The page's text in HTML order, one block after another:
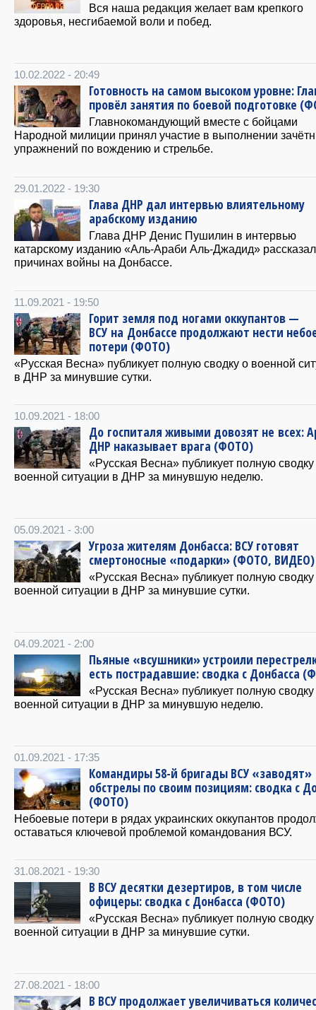
Вся наша редакция желает вам крепкого
здоровья, несгибаемой воли и побед.
10.02.2022 - 20:49
Готовность на самом высоком уровне:
провёл занятия по боевой подготовке
Главнокомандующий вместе с бойцами
Народной милиции принял участие в выполнении
упражнений по вождению и стрельбе.
29.01.2022 - 19:30
Глава ДНР дал интервью влиятельному
арабскому изданию
Глава ДНР Денис Пушилин в интервью
катарскому изданию «Аль-Араби Аль-Джадид»
причинах войны на Донбассе.
11.09.2021 - 19:50
Горит земля под ногами оккупантов —
ВСУ на Донбассе продолжают нести
потери (ФОТО)
«Русская Весна» публикует полную сводку о военной
в ДНР за минувшие сутки.
10.09.2021 - 18:00
До госпиталя живыми довозят не всех:
ДНР наказывает врага (ФОТО)
«Русская Весна» публикует полную сводку
военной ситуации в ДНР за минувшую неделю.
05.09.2021 - 3:00
Угроза жителям Донбасса: ВСУ готовят
смертоносные «подарки» (ФОТО, ВИДЕО)
«Русская Весна» публикует полную сводку
военной ситуации в ДНР за минувшие сутки.
04.09.2021 - 2:00
Пьяные «всушники» устроили
есть пострадавшие: сводка с Донбасса
«Русская Весна» публикует полную сводку
военной ситуации в ДНР за минувшую неделю.
01.09.2021 - 17:35
Командиры 58-й бригады ВСУ «заводят»
обстрелы по своим позициям: сводка с
(ФОТО)
Небоевые потери в рядах украинских оккупантов
оставаться ключевой проблемой командования ВСУ.
31.08.2021 - 19:30
В ВСУ десятки дезертиров, в том числе
офицеры: сводка с Донбасса (ФОТО)
«Русская Весна» публикует полную сводку
военной ситуации в ДНР за минувшие сутки.
27.08.2021 - 18:00
В ВСУ продолжает увеличиваться